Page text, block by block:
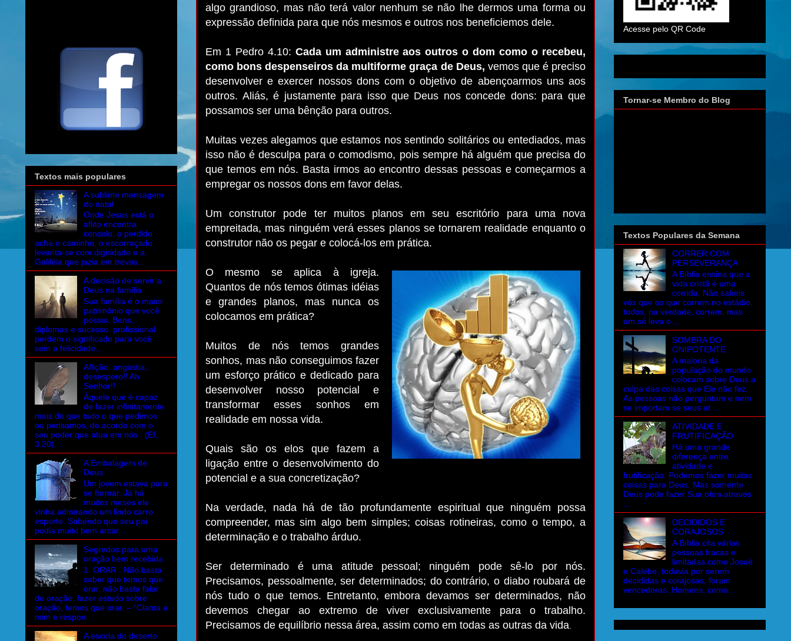
algo grandioso, mas não terá valor nenhum se não lhe dermos uma forma ou
expressão definida para que nós mesmos e outros nos beneficiemos dele.
Em 1 Pedro 4.10: Cada um administre aos outros o dom como o recebeu,
como bons despenseiros da multiforme graça de Deus, vemos que é preciso
desenvolver e exer­cer nossos dons com o objetivo de abençoarmos uns aos
outros. Aliás, é justamente para isso que Deus nos concede dons: para que
possamos ser uma bênção para outros.
Muitas vezes alegamos que estamos nos sentindo solitários ou entediados, mas
isso não é desculpa para o comodismo, pois sempre há alguém que precisa do
que temos em nós. Basta irmos ao encontro dessas pessoas e começarmos a
empregar os nossos dons em favor delas.
Um construtor pode ter muitos planos em seu escritório para uma nova
empreitada, mas ninguém verá esses planos se tornarem realidade enquanto o
construtor não os pegar e colocá-los em prática.
O mesmo se aplica à igreja.
Quantos de nós temos ótimas idéias
e grandes planos, mas nunca os
colocamos em prá­tica?
Muitos de nós temos grandes
sonhos, mas não conseguimos fazer
um esforço prático e dedicado para
desenvolver nosso po­tencial e
transformar esses sonhos em
realidade em nossa vida.
Quais são os elos que fazem a
ligação entre o desenvolvimento do
potencial e a sua concretização?
Na verdade, nada há de tão profundamente espiritual que ninguém possa
compreen­der, mas sim algo bem simples; coisas rotineiras, como o tempo, a
determinação e o trabalho árduo.
Ser determinado é uma atitude pessoal; ninguém pode sê-lo por nós.
Precisamos, pessoalmente, ser determinados; do contrá­rio, o diabo roubará de
nós tudo o que temos. Entretanto, embo­ra devamos ser determinados, não
devemos chegar ao extremo de viver exclusivamente para o trabalho.
Precisamos de equilíbrio nessa área, assim como em todas as outras da vida.
Textos mais populares
A sublime mensagem
do natal
Onde Jesus está o
aflito encontra
consolo, o perdido
acha o caminho, o escorraçado
levanta-se com dignidade e a
Galiléia que jazia em trevas...
A decisão de servir a
Deus na família
Sua família é o maior
patrimônio que você
possui. Bens,
diplomas e sucesso profissional
perdem o significado para você
sem a felicidade...
Aflição, angústia,
desespero!! Ah
Senhor!!
Àquele que é capaz
de fazer infinitamente
mais do que tudo o que pedimos
ou pensamos, de acordo com o
seu poder que atua em nós . (Ef.
3.20)...
A Embalagem de
Deus
Um jovem estava para
se formar. Já há
muitos meses ele
vinha admirando um lindo carro
esporte. Sabendo que seu pai
podia muito bem arcar...
Segredos para uma
oração bem recebida
1. ORAR . Não basta
saber que temos que
orar, não basta falar
de oração, fazer estudo sobre
oração, temos que orar. – “Clama a
mim e respon...
A escola do deserto
Acesse pelo QR Code
Tornar-se Membro do Blog
Textos Populares da Semana
CORRER COM
PERSEVERANÇA
A Bíblia ensina que a
vida cristã é uma
corrida. Não sabeis
vós que os que correm no estádio,
todos, na verdade, correm, mas
um só leva o ...
SOMBRA DO
ONIPOTENTE
A maioria da
população do mundo
colocam sobre Deus a
culpa das coisas que Ele não fez.
As pessoas não perguntam e nem
se importam se seus at...
ATIVIDADE E
FRUTIFICAÇÃO
Há uma grande
diferença entre
atividade e
frutificação. Podemos fazer muitas
coisas para Deus. Mas somente
Deus pode fazer Sua obra através
DECIDIDOS E
CORAJOSOS
A Bíblia cita várias
pessoas fracas e
limitadas como Josué
e Calebe, todavia por serem
decididas e corajosas, foram
vencedoras. Homens, como...